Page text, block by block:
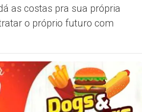
as costas pra sua própria
o próprio futuro com